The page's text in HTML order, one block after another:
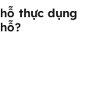
thực dụng